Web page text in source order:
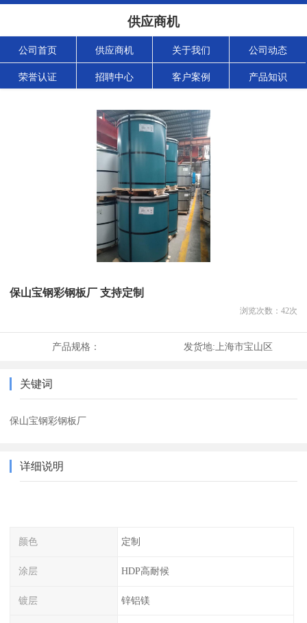
供应商机
公司首页 供应商机 关于我们 公司动态
荣誉认证 招聘中心 客户案例 产品知识
保山宝钢彩钢板厂 支持定制
浏览次数： 42次
产品规格： 发货地: 上海市宝山区
关键词
保山宝钢彩钢板厂
详细说明
颜色 定制
涂层 HDP高耐候
镀层 锌铝镁